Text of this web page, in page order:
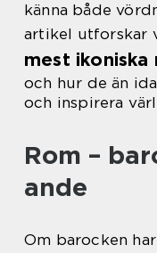
känna både
artikel utforskar
mest ikoniska
och hur de än
och inspirera
Rom –
ande
Om barocken